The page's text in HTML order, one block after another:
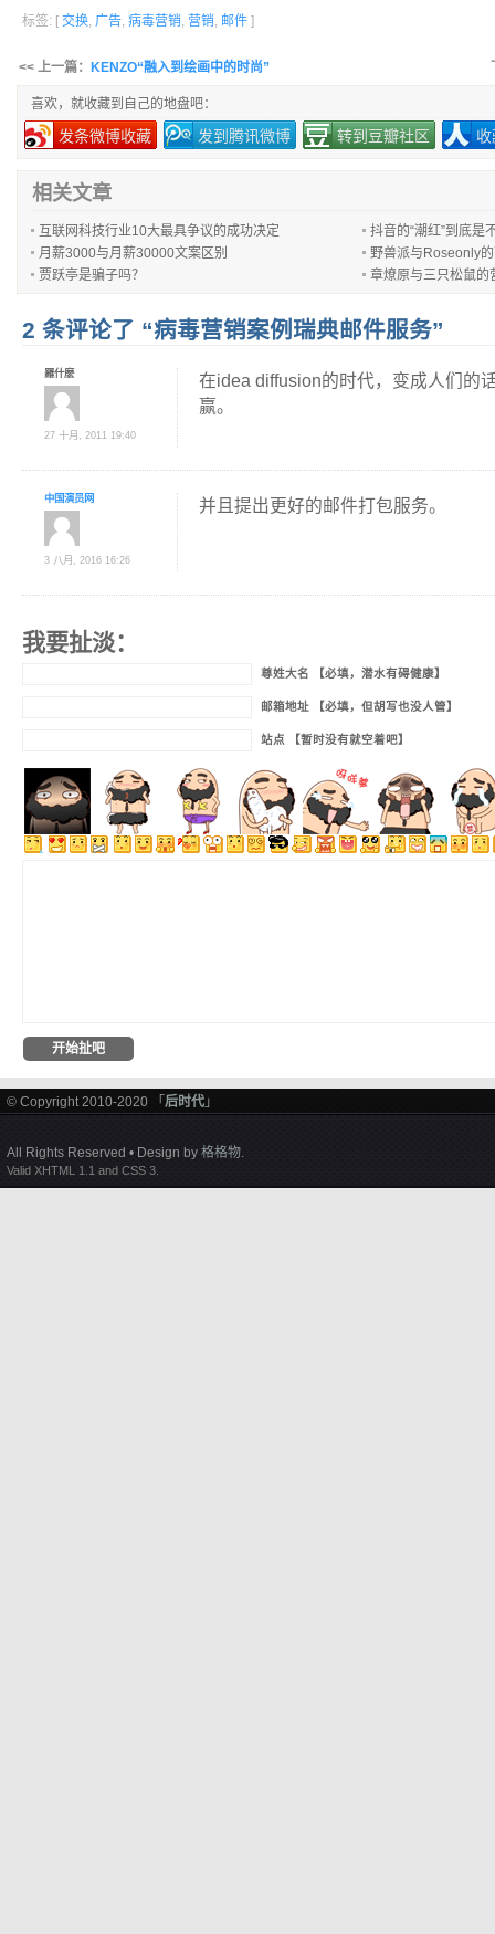
标签: [ 交换, 广告, 病毒营销, 营销, 邮件 ]
<< 上一篇： KENZO“融入到绘画中的时尚”
喜欢，就收藏到自己的地盘吧：
发条微博收藏 发到腾讯微博 转到豆瓣社区
相关文章
互联网科技行业10大最具争议的成功决定
抖音的“潮红”到底是
月薪3000与月薪30000文案区别
野兽派与Roseonly
贾跃亭是骗子吗？
章燎原与三只松鼠的
2 条评论了 “病毒营销案例瑞典邮件服务”
羅什麽
27 十月, 2011 19:40
在idea diffusion的时代，变成人们的
赢。
中国演员网
3 八月, 2016 16:26
并且提出更好的邮件打包服务。
我要扯淡：
尊姓大名 【必填，潜水有碍健康】
邮箱地址 【必填，但胡写也没人管】
站点 【暂时没有就空着吧】
© Copyright 2010-2020 「 后时代 」
All Rights Reserved • Design by 格格物.
Valid XHTML 1.1 and CSS 3.